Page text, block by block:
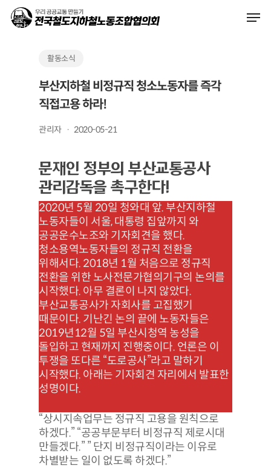
활동소식
부산지하철 비정규직 청소노동자를 즉각
직접고용 하라!
관리자 2020-05-21
문재인 정부의 부산교통공사
관리감독을 촉구한다!
2020년 5월 20일 청와대 앞. 부산지하철
노동자들이 서울, 대통령 집앞까지 와
공공운수노조와 기자회견을 했다.
청소용역노동자들의 정규직 전환을
위해서다. 2018년 1월 처음으로 정규직
전환을 위한 노사전문가협의기구의 논의를
시작했다. 아무 결론이 나지 않았다.
부산교통공사가 자회사를 고집했기
때문이다. 기난긴 논의 끝에 노동자들은
2019년12월 5일 부산시청역 농성을
돌입하고 현재까지 진행중이다. 언론은 이
투쟁을 또다른 “도로공사”라고 말하기
시작했다. 아래는 기자회견 자리에서 발표한
성명이다.
“상시지속업무는 정규직 고용을 원칙으로
하겠다.” “공공부문부터 비정규직 제로시대
만들겠다.” ” 단지 비정규직이라는 이유로
차별받는 일이 없도록 하겠다.”